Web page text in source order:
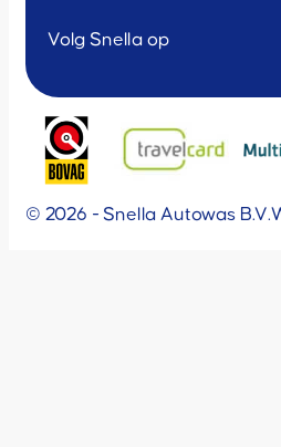
Volg Snella op
© 2026 - Snella Autowas B.V.